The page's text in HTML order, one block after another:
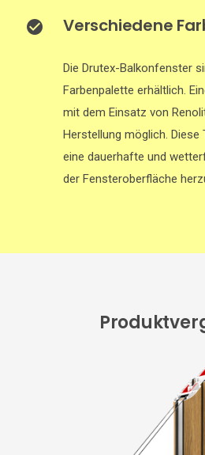
Verschiedene
Die Drutex-Balkonfenster
Farbenpalette erhältlich.
mit dem Einsatz von
Herstellung möglich.
eine dauerhafte und
der Fensteroberfläche